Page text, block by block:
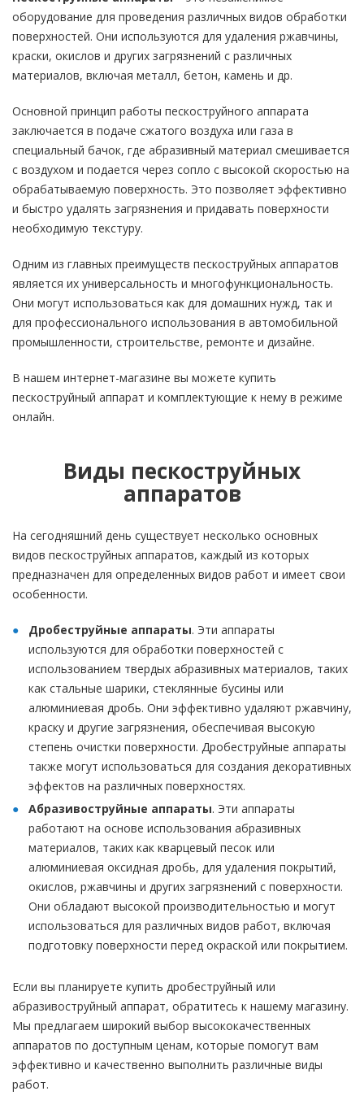
оборудование для проведения различных видов обработки
поверхностей. Они используются для удаления ржавчины,
краски, окислов и других загрязнений с различных
материалов, включая металл, бетон, камень и др.
Основной принцип работы пескоструйного аппарата
заключается в подаче сжатого воздуха или газа в
специальный бачок, где абразивный материал смешивается
с воздухом и подается через сопло с высокой скоростью на
обрабатываемую поверхность. Это позволяет эффективно
и быстро удалять загрязнения и придавать поверхности
необходимую текстуру.
Одним из главных преимуществ пескоструйных аппаратов
является их универсальность и многофункциональность.
Они могут использоваться как для домашних нужд, так и
для профессионального использования в автомобильной
промышленности, строительстве, ремонте и дизайне.
В нашем интернет-магазине вы можете купить
пескоструйный аппарат и комплектующие к нему в режиме
онлайн.
Виды пескоструйных
аппаратов
На сегодняшний день существует несколько основных
видов пескоструйных аппаратов, каждый из которых
предназначен для определенных видов работ и имеет свои
особенности.
Дробеструйные аппараты. Эти аппараты
используются для обработки поверхностей с
использованием твердых абразивных материалов, таких
как стальные шарики, стеклянные бусины или
алюминиевая дробь. Они эффективно удаляют ржавчину,
краску и другие загрязнения, обеспечивая высокую
степень очистки поверхности. Дробеструйные аппараты
также могут использоваться для создания декоративных
эффектов на различных поверхностях.
Абразивоструйные аппараты. Эти аппараты
работают на основе использования абразивных
материалов, таких как кварцевый песок или
алюминиевая оксидная дробь, для удаления покрытий,
окислов, ржавчины и других загрязнений с поверхности.
Они обладают высокой производительностью и могут
использоваться для различных видов работ, включая
подготовку поверхности перед окраской или покрытием.
Если вы планируете купить дробеструйный или
абразивоструйный аппарат, обратитесь к нашему магазину.
Мы предлагаем широкий выбор высококачественных
аппаратов по доступным ценам, которые помогут вам
эффективно и качественно выполнить различные виды
работ.